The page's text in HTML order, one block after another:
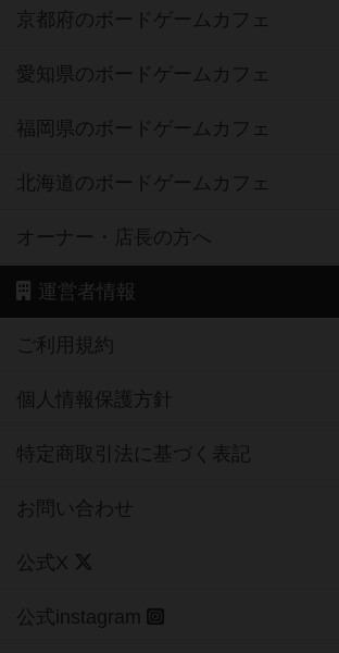
京都府のボードゲームカフェ
愛知県のボードゲームカフェ
福岡県のボードゲームカフェ
北海道のボードゲームカフェ
オーナー・店長の方へ
運営者情報
ご利用規約
個人情報保護方針
特定商取引法に基づく表記
お問い合わせ
公式X
公式instagram